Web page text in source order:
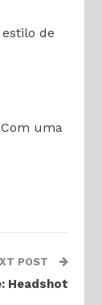
de
uma
POST
Headshot